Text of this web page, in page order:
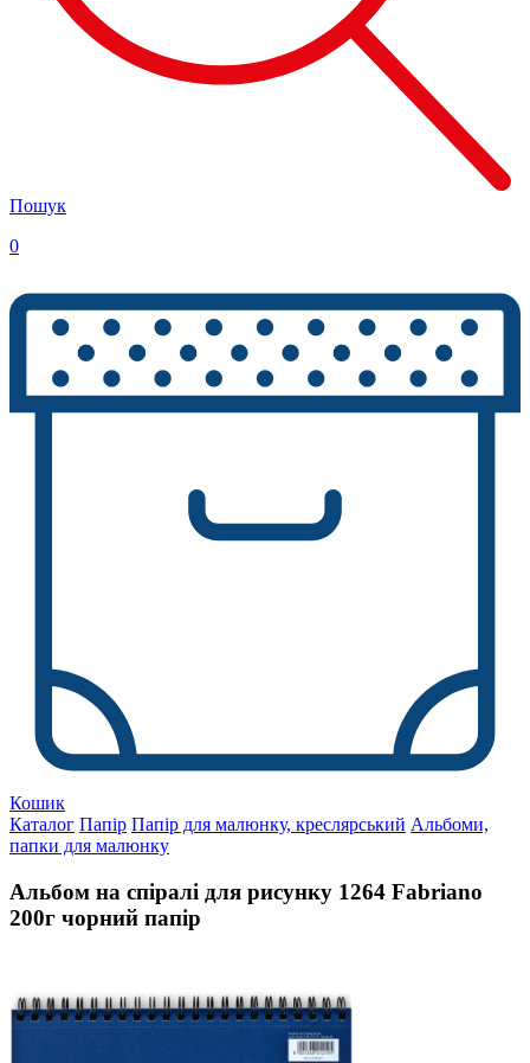
Пошук
0
Кошик
Каталог Папір Папір для малюнку, креслярський Альбоми,
папки для малюнку
Альбом на спіралі для рисунку 1264 Fabriano
200г чорний папір